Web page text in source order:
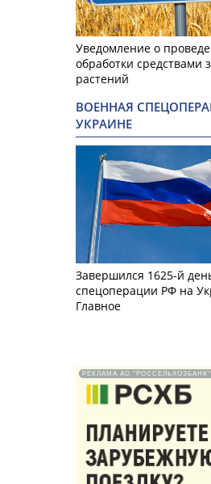
Уведомление о
обработки средствами
растений
ВОЕННАЯ
УКРАИНЕ
Завершился 1625-й
спецоперации РФ на
Главное
РЕКЛАМА АО "РОССЕЛЬХОЗБАНК".